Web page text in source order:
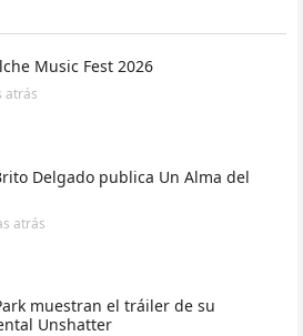
Music Fest 2026
atrás
Delgado publica Un Alma del
atrás
muestran el tráiler de su
Unshatter